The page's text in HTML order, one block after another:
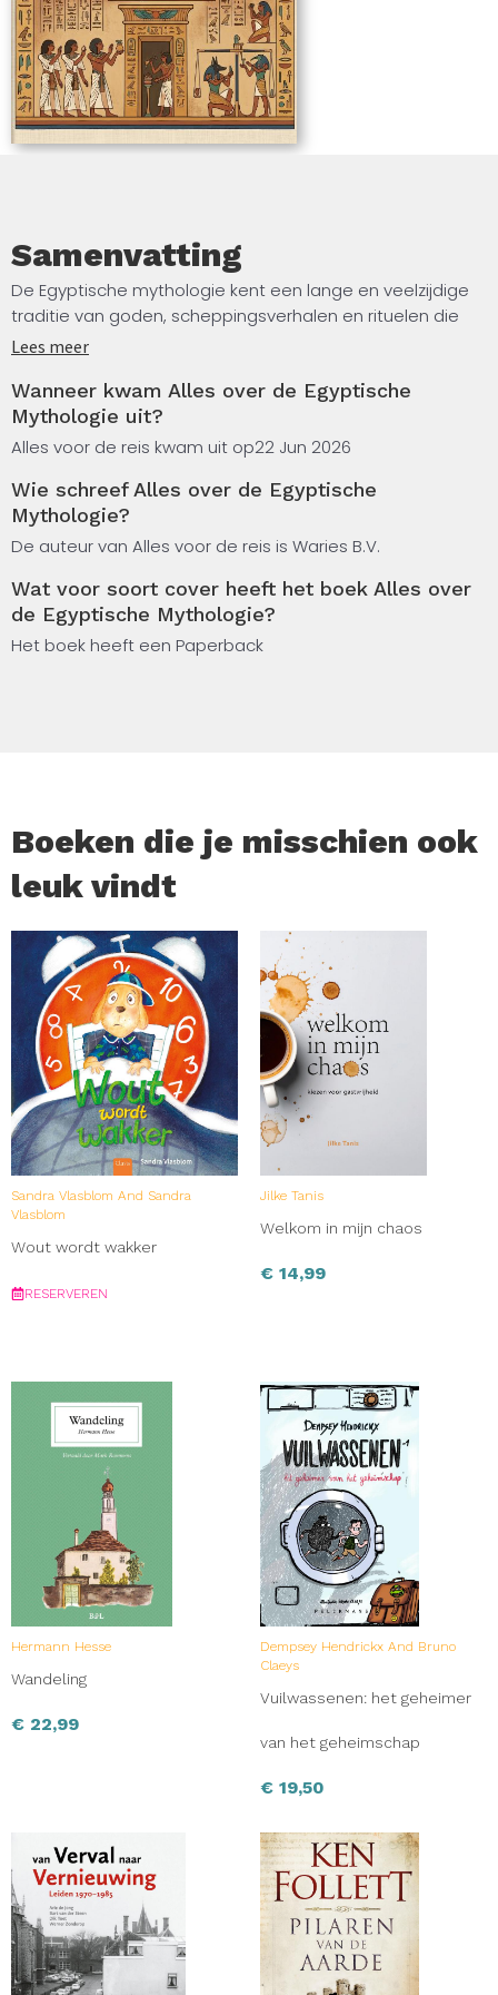
Samenvatting
De Egyptische mythologie kent een lange en veelzijdige
traditie van goden, scheppingsverhalen en rituelen die
duizenden jaren lang het leven en de religie van het oude
belangrijkste goden zoals Ra, Osiris, Isis en Horus, en leer
je hoe de Egyptenaren de wereld om hen heen
verklaarden. Aan bod komen scheppingsmythen, de rol
van begrafenisrituelen en het hiernamaals.
Dit boek is samengesteld met behulp van kunstmatige
oude Egypte. Het biedt je een overzichtelijke introductie
op een van de best gedocumenteerde mythologische
tradities uit de oudheid.
Lees meer
Wanneer kwam Alles over de Egyptische
Mythologie uit?
Alles voor de reis kwam uit op22 Jun 2026
Wie schreef Alles over de Egyptische
Mythologie?
De auteur van Alles voor de reis is Waries B.V.
Wat voor soort cover heeft het boek Alles over
de Egyptische Mythologie?
Het boek heeft een Paperback
Boeken die je misschien ook
leuk vindt
Sandra Vlasblom And Sandra
Vlasblom
Wout wordt wakker
RESERVEREN
Jilke Tanis
Welkom in mijn chaos
€ 14,99
Hermann Hesse
Wandeling
€ 22,99
Dempsey Hendrickx And Bruno
Claeys
Vuilwassenen: het geheimer
van het geheimschap
€ 19,50